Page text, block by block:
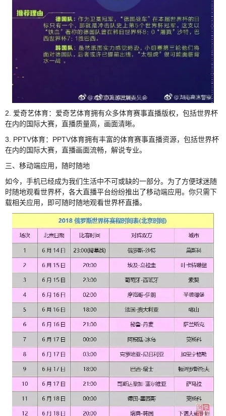
2. 爱奇艺体育：爱奇艺体育拥有众多体育赛事直播版权，包括世界杯
在内的国际大赛，直播质量高，画面清晰。
3. PPTV体育：PPTV体育拥有丰富的体育赛事直播资源，包括世界杯
在内的国际大赛，直播画面流畅，解说专业。
三、移动端应用，随时随地
如今，手机已经成为我们生活中不可或缺的一部分。为了方便球迷随
时随地观看世界杯，各大直播平台纷纷推出了移动端应用。你只需下
载相关应用，即可随时随地观看世界杯直播。